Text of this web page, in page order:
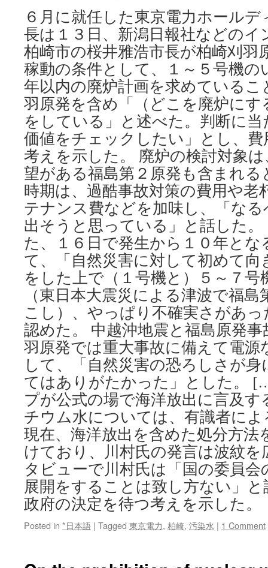
６月に就任した東京電力ホール
長は１３日、新潟日報社などの
柏崎市の桜井雅浩市長が柏崎刈羽
稼動の条件として、１～５号機
年以内の廃炉計画を求めている
羽原発を含め「（どこを廃炉にす
をしている」と述べた。判断に
価値をチェックしたい」とし、
考えを示した。 廃炉の検討対象
望がある福島第２原発も含まれ
時期は、過酷事故対策の費用や老
テナンス費などを加味し、「な
出そうと思っている」と話した
た、１６日で発生から１０年と
て、「自然災害に対して初めて向
をした上で（１号機と）５～７
（東日本大震災による津波で福
こし）、やっぱり不確実さがあ
認めた。 中越沖地震と福島原発
羽原発では重大事故に備えて電
して、「自然災害の恐ろしさが
てはありがたかった」とした。
プが公式の場で海洋放出に言及
チウム水については、有識者に
現在、海洋放出を含めた処分方法
けており、川村氏の発言は波紋
タビューで川村氏は「国の委員
展開をすることは致し方ない」
政府の決定を待つ考えを示した
Posted in *日本語 | Tagged 東京電力, 柏崎, 汚染水 | 1 Comment